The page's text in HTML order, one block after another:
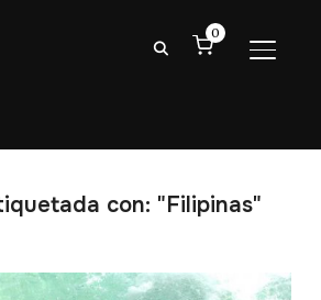
0
con: "Filipinas"